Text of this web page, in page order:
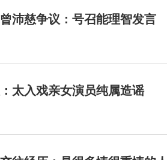
沛慈争议：号召能理智发言
太入戏亲女演员纯属造谣